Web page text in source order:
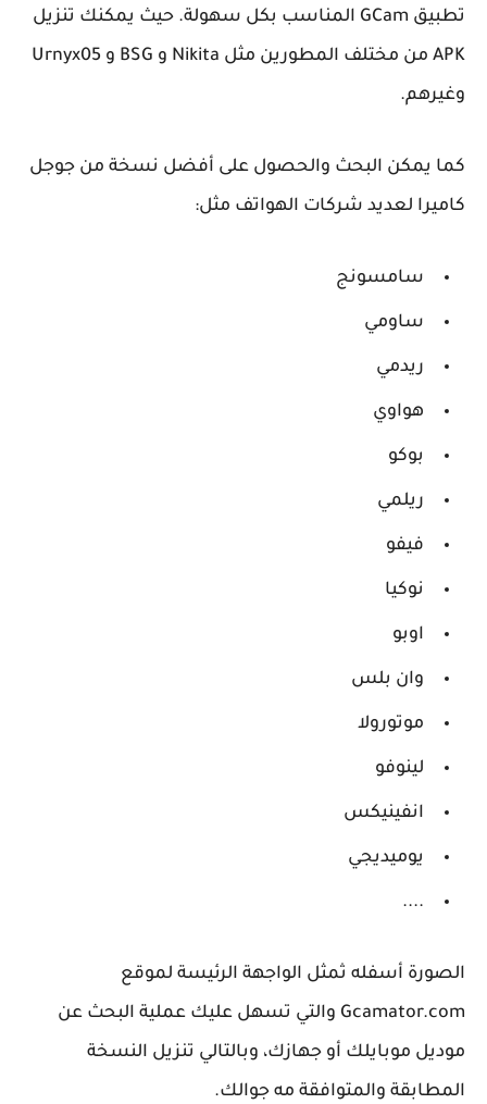
تطبيق GCam المناسب بكل سهولة. حيث يمكنك تنزيل
APK من مختلف المطورين مثل Nikita و BSG و Urnyx05
وغيرهم.
كما يمكن البحث والحصول على أفضل نسخة من جوجل
كاميرا لعديد شركات الهواتف مثل:
سامسونج
ساومي
ريدمي
هواوي
بوكو
ريلمي
فيفو
نوكيا
اوبو
وان بلس
موتورولا
لينوفو
انفينيكس
يوميديجي
....
الصورة أسفله ثمثل الواجهة الرئيسة لموقع
Gcamator.com والتي تسهل عليك عملية البحث عن
موديل موبايلك أو جهازك، وبالتالي تنزيل النسخة
المطابقة والمتوافقة مه جوالك.